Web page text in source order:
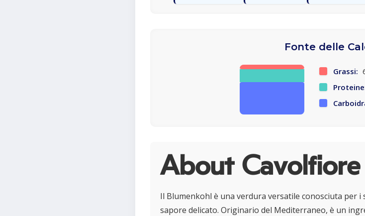
Fonte delle
Grassi:
About Cavolfiore
Il Blumenkohl è una verdura versatile conosciuta per
sapore delicato. Originario del Mediterraneo, è un